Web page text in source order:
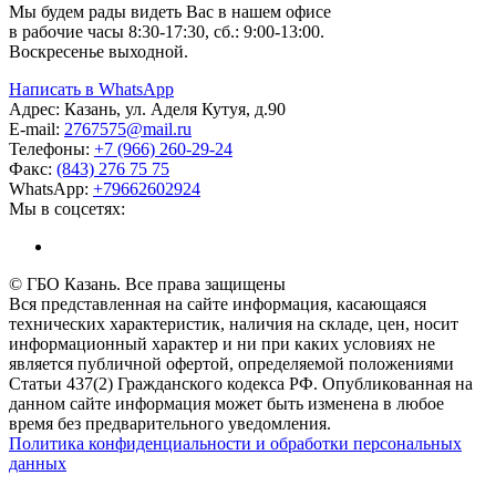
Мы будем рады видеть Вас в нашем офисе
в рабочие часы 8:30-17:30, сб.: 9:00-13:00.
Воскресенье выходной.
Написать в WhatsApp
Адрес: Казань, ул. Аделя Кутуя, д.90
E-mail: 2767575@mail.ru
Телефоны: +7 (966) 260-29-24
Факс: (843) 276 75 75
WhatsApp: +79662602924
Мы в соцсетях:
© ГБО Казань. Все права защищены
Вся представленная на сайте информация, касающаяся
технических характеристик, наличия на складе, цен, носит
информационный характер и ни при каких условиях не
является публичной офертой, определяемой положениями
Статьи 437(2) Гражданского кодекса РФ. Опубликованная на
данном сайте информация может быть изменена в любое
время без предварительного уведомления.
Политика конфиденциальности и обработки персональных
данных